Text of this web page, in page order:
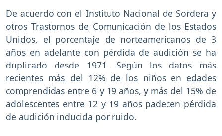
De acuerdo con el Instituto Nacional de Sordera y
otros Trastornos de Comunicación de los Estados
Unidos, el porcentaje de norteamericanos de 3
años en adelante con pérdida de audición se ha
duplicado desde 1971. Según los datos más
recientes más del 12% de los niños en edades
comprendidas entre 6 y 19 años, y más del 15% de
adolescentes entre 12 y 19 años padecen pérdida
de audición inducida por ruido.